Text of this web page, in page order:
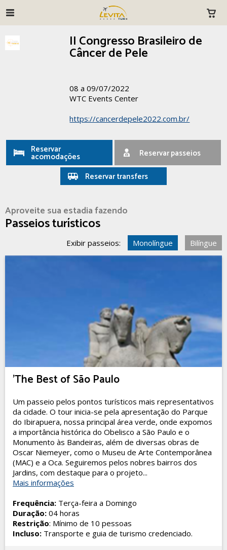
II Congresso Brasileiro de
Câncer de Pele
08 a 09/07/2022
WTC Events Center
https://cancerdepele2022.com.br/
Reservar
acomodações
Reservar passeios
Reservar transfers
Aproveite sua estadia fazendo
Passeios turísticos
Exibir passeios: Monolíngue Bilíngue
'The Best of São Paulo
Um passeio pelos pontos turísticos mais representativos
da cidade. O tour inicia-se pela apresentação do Parque
do Ibirapuera, nossa principal área verde, onde expomos
a importância histórica do Obelisco a São Paulo e o
Monumento às Bandeiras, além de diversas obras de
Oscar Niemeyer, como o Museu de Arte Contemporânea
(MAC) e a Oca. Seguiremos pelos nobres bairros dos
Jardins, com destaque para o projeto...
Mais informações
Frequência: Terça-feira a Domingo
Duração: 04 horas
Restrição: Mínimo de 10 pessoas
Incluso: Transporte e guia de turismo credenciado.